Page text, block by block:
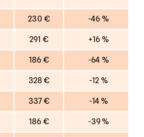
230 € -46 %
291 € +16 %
186 € -64 %
328 € -12 %
337 € -14 %
186 € -39 %